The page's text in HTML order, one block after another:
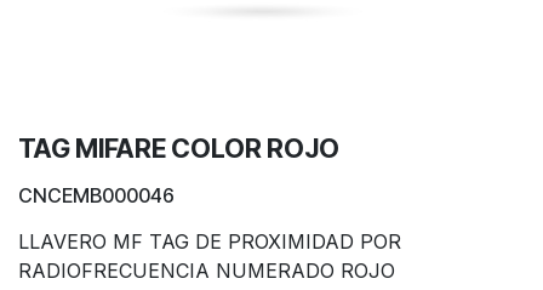
TAG MIFARE COLOR ROJO
CNCEMB000046
LLAVERO MF TAG DE PROXIMIDAD POR
RADIOFRECUENCIA NUMERADO ROJO